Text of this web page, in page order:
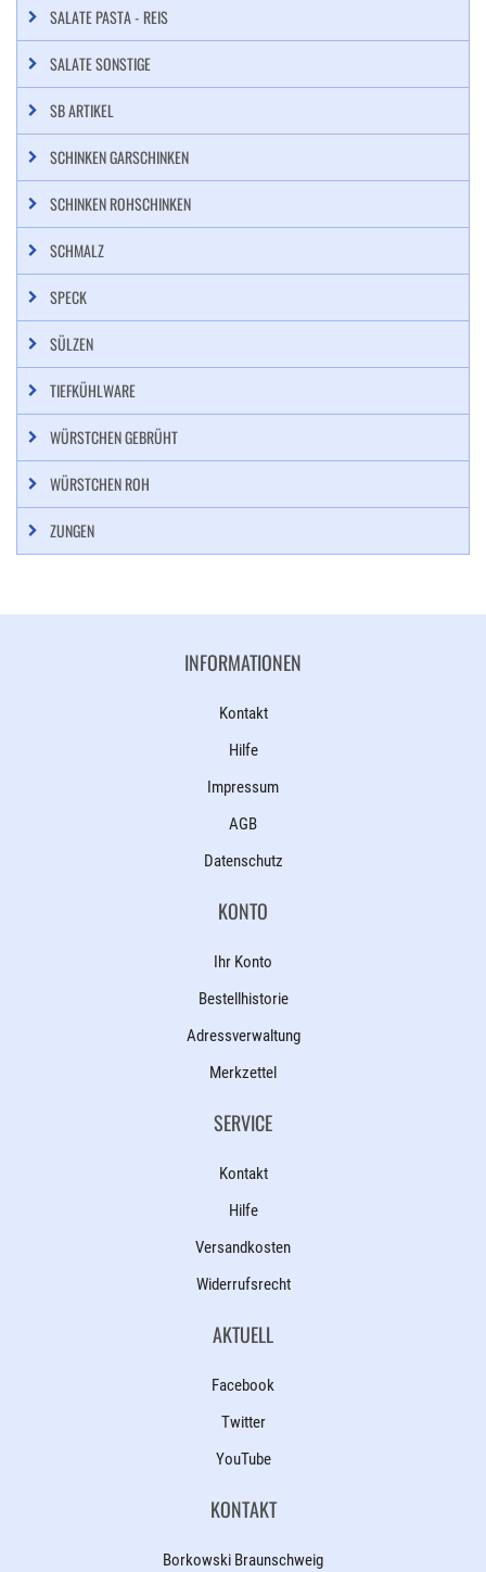
SALATE PASTA - REIS
SALATE SONSTIGE
SB ARTIKEL
SCHINKEN GARSCHINKEN
SCHINKEN ROHSCHINKEN
SCHMALZ
SPECK
SÜLZEN
TIEFKÜHLWARE
WÜRSTCHEN GEBRÜHT
WÜRSTCHEN ROH
ZUNGEN
INFORMATIONEN
Kontakt
Hilfe
Impressum
AGB
Datenschutz
KONTO
Ihr Konto
Bestellhistorie
Adressverwaltung
Merkzettel
SERVICE
Kontakt
Hilfe
Versandkosten
Widerrufsrecht
AKTUELL
Facebook
Twitter
YouTube
KONTAKT
Borkowski Braunschweig